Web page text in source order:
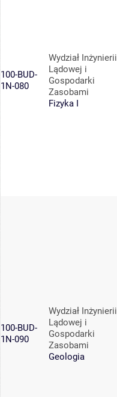
100-BUD-
1N-080
Wydział Inżynierii
Lądowej i
Gospodarki
Zasobami
Fizyka I
100-BUD-
1N-090
Wydział Inżynierii
Lądowej i
Gospodarki
Zasobami
Geologia